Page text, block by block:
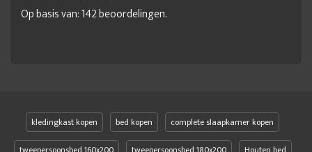
Op basis van:142beoordelingen.
kledingkast kopen bed kopen
complete slaapkamer kopen